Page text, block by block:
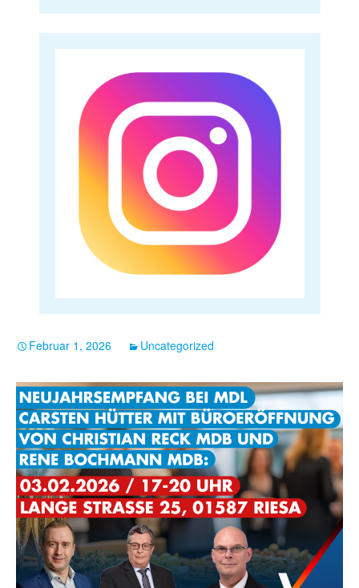
Februar 1, 2026 Uncategorized